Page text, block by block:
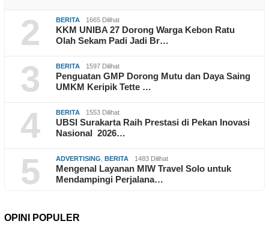
2 BERITA 1665 Dilihat
KKM UNIBA 27 Dorong Warga Kebon Ratu
Olah Sekam Padi Jadi Br…
3 BERITA 1597 Dilihat
Penguatan GMP Dorong Mutu dan Daya Saing
UMKM Keripik Tette …
4 BERITA 1553 Dilihat
UBSI Surakarta Raih Prestasi di Pekan Inovasi
Nasional 2026…
5 ADVERTISING BERITA 1483 Dilihat
Mengenal Layanan MIW Travel Solo untuk
Mendampingi Perjalana…
OPINI POPULER